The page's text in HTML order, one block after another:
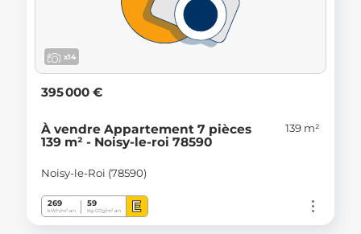
x14
395 000 €
À vendre Appartement 7 pièces
139 m² - Noisy-le-roi 78590
139 m²
Noisy-le-Roi (78590)
269
kWh/m².an
59
Kg CO2/m².an E